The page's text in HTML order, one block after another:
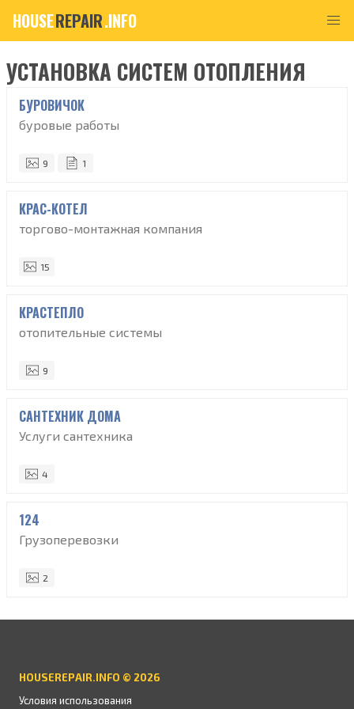
HOUSEREPAIR.INFO
УСТАНОВКА СИСТЕМ ОТОПЛЕНИЯ
БУРОВИЧОК
буровые работы
9 1
КРАС-КОТЕЛ
торгово-монтажная компания
15
КРАСТЕПЛО
отопительные системы
9
САНТЕХНИК ДОМА
Услуги сантехника
4
124
Грузоперевозки
2
HOUSEREPAIR.INFO © 2026
Условия использования